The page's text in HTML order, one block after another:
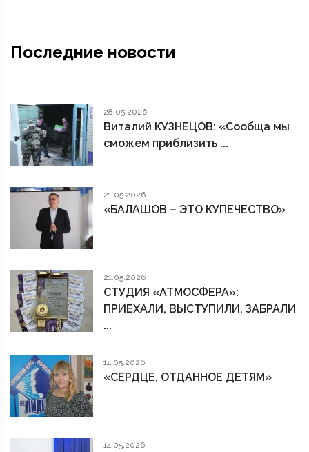
Последние новости
28.05.2026
Виталий КУЗНЕЦОВ: «Сообща мы
сможем приблизить ...
21.05.2026
«БАЛАШОВ – ЭТО КУПЕЧЕСТВО»
21.05.2026
СТУДИЯ «АТМОСФЕРА»:
ПРИЕХАЛИ, ВЫСТУПИЛИ, ЗАБРАЛИ
...
14.05.2026
«СЕРДЦЕ, ОТДАННОЕ ДЕТЯМ»
14.05.2026